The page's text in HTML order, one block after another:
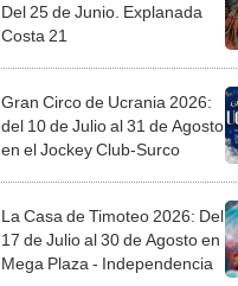
Del 25 de Junio. Explanada
Costa 21
Gran Circo de Ucrania 2026:
del 10 de Julio al 31 de Agosto
en el Jockey Club-Surco
La Casa de Timoteo 2026: Del
17 de Julio al 30 de Agosto en
Mega Plaza - Independencia